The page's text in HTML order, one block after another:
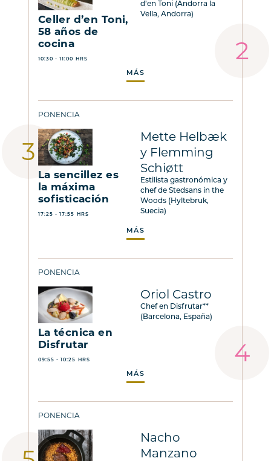
Celler d’en Toni,
58 años de
cocina
10:30 - 11:00 HRS
d’en Toni (Andorra la
Vella, Andorra)
MÁS
PONENCIA
La sencillez es
la máxima
sofisticación
17:25 - 17:55 HRS
Mette Helbæk
y Flemming
Schiøtt
Estilista gastronómica y
chef de Stedsans in the
Woods (Hyltebruk,
Suecia)
MÁS
PONENCIA
La técnica en
Disfrutar
09:55 - 10:25 HRS
Oriol Castro
Chef en Disfrutar**
(Barcelona, España)
MÁS
PONENCIA
Nacho
Manzano